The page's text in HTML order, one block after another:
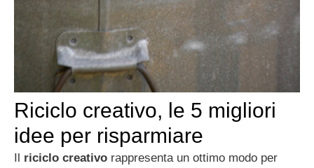
Riciclo creativo, le 5 migliori
idee per risparmiare
Il riciclo creativo rappresenta un ottimo modo per